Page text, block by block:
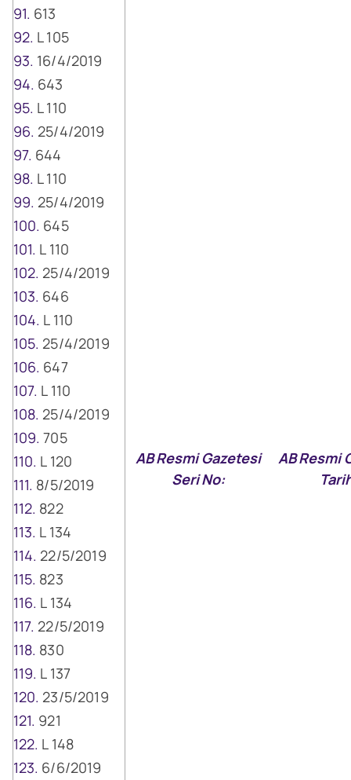
613
L 105
16/4/2019
643
L 110
25/4/2019
644
L 110
25/4/2019
645
L 110
25/4/2019
646
L 110
25/4/2019
647
L 110
25/4/2019
705
L 120
8/5/2019
822
L 134
22/5/2019
823
L 134
22/5/2019
830
L 137
23/5/2019
921
L 148
6/6/2019
AB Resmi Gazetesi
Seri No:
AB Resmi